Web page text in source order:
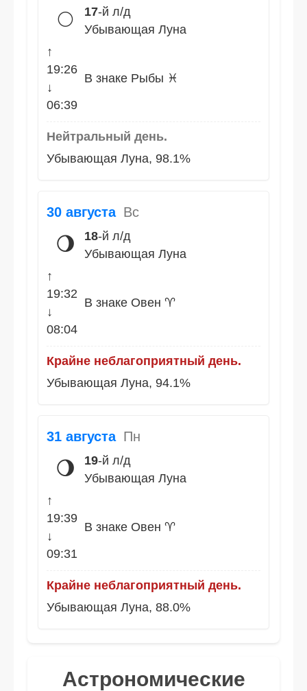
🌕 17-й л/д
Убывающая Луна
↑
19:26
↓
06:39
В знаке Рыбы ♓
Нейтральный день.
Убывающая Луна, 98.1%
30 августа Вс
🌖 18-й л/д
Убывающая Луна
↑
19:32
↓
08:04
В знаке Овен ♈
Крайне неблагоприятный день.
Убывающая Луна, 94.1%
31 августа Пн
🌖 19-й л/д
Убывающая Луна
↑
19:39
↓
09:31
В знаке Овен ♈
Крайне неблагоприятный день.
Убывающая Луна, 88.0%
Астрономические